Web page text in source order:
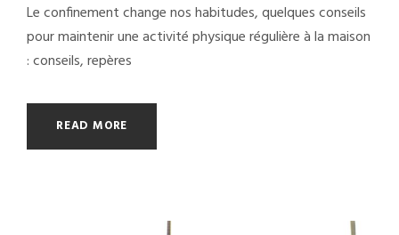
Le confinement change nos habitudes, quelques conseils
pour maintenir une activité physique régulière à la maison
: conseils, repères
READ MORE